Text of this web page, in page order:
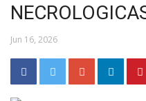
Jun 16, 2026